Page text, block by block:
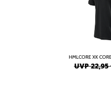
HMLCORE XK
UVP 22,95